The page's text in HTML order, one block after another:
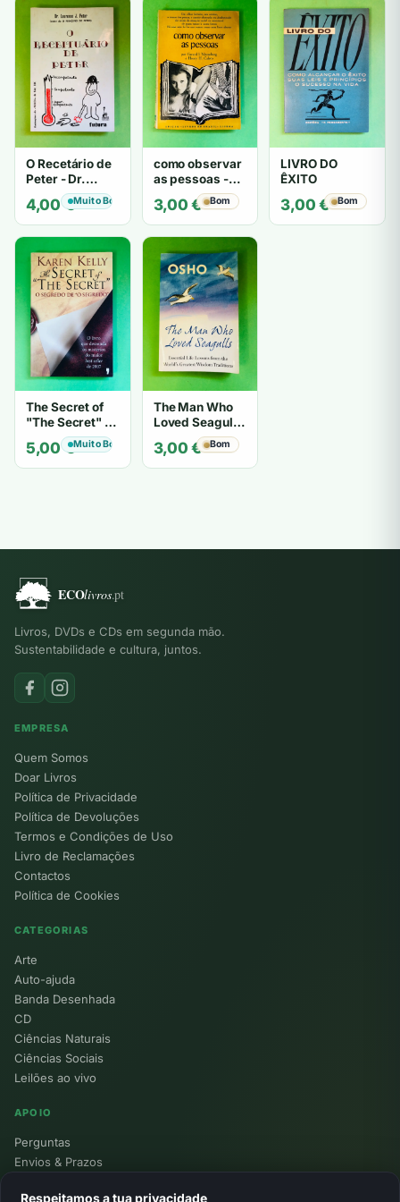
O Recetário de
Peter - Dr.
Laurence J.
Peter
4,00€Muito Bom
como observar
as pessoas -
Gerard I.
Nierenberg e
Henry H. Calero
3,00€ Bom
LIVRO DO
ÊXITO
3,00€ Bom
The Secret of
"The Secret" O
Segredo de "O
Segredo" -
Karen Kelly
5,00€Muito Bom
The Man Who
Loved Seagulls
3,00€ Bom
Livros, DVDs e CDs em segunda mão.
Sustentabilidade e cultura, juntos.
EMPRESA
Quem Somos
Doar Livros
Política de Privacidade
Política de Devoluções
Termos e Condições de Uso
Livro de Reclamações
Contactos
Política de Cookies
CATEGORIAS
Arte
Auto-ajuda
Banda Desenhada
CD
Ciências Naturais
Ciências Sociais
Leilões ao vivo
APOIO
Perguntas
Envios & Prazos
Respeitamos a tua privacidade